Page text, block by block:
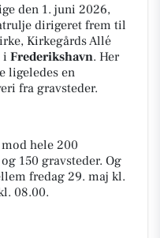
den 1. juni 2026,
dirigeret frem til
Kirkegårds Allé
i Frederikshavn. Her
ligeledes en
fra gravsteder.
hele 200
150 gravsteder. Og
fredag 29. maj kl.
08.00.